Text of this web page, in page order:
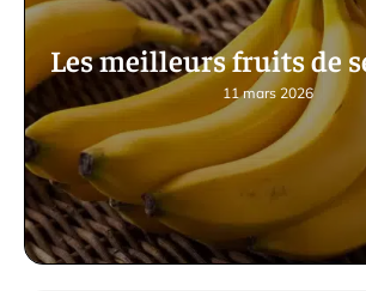
Les meilleurs fruits de
11 mars 2026